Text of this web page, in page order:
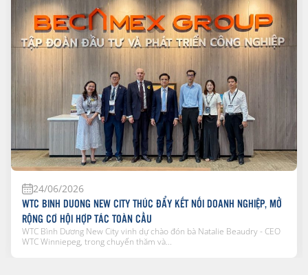
24/06/2026
WTC BINH DUONG NEW CITY THÚC ĐẨY KẾT NỐI DOANH NGHIỆP, MỞ
RỘNG CƠ HỘI HỢP TÁC TOÀN CẦU
WTC Bình Dương New City vinh dự chào đón bà Natalie Beaudry - CEO
WTC Winniepeg, trong chuyến thăm và...